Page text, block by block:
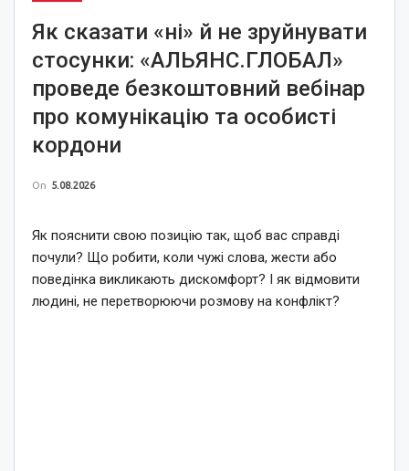
Як сказати «ні» й не зруйнувати
стосунки: «АЛЬЯНС.ГЛОБАЛ»
проведе безкоштовний вебінар
про комунікацію та особисті
кордони
On 5.08.2026
Як пояснити свою позицію так, щоб вас справді
почули? Що робити, коли чужі слова, жести або
поведінка викликають дискомфорт? І як відмовити
людині, не перетворюючи розмову на конфлікт?